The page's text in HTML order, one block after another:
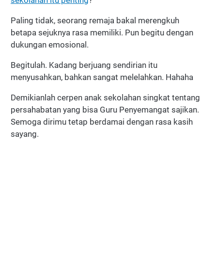
Paling tidak, seorang remaja bakal merengkuh
betapa sejuknya rasa memiliki. Pun begitu dengan
dukungan emosional.
Begitulah. Kadang berjuang sendirian itu
menyusahkan, bahkan sangat melelahkan. Hahaha
Demikianlah cerpen anak sekolahan singkat tentang
persahabatan yang bisa Guru Penyemangat sajikan.
Semoga dirimu tetap berdamai dengan rasa kasih
sayang.